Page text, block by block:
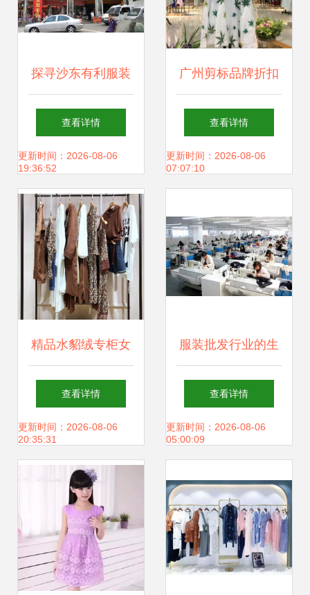
做厂家–供应宠物
用品批发代理厂家
直销可来样订做供
应商
探寻沙东有利服装
批发城 广州服装批
发的价格洼地与时
尚先锋
查看详情
更新时间：2026-08-06
19:36:52
广州剪标品牌折扣
女装批发 走份模式
的优选之道
查看详情
更新时间：2026-08-06
07:07:10
精品水貂绒专柜女
装19夏款 高贵典雅
与折扣的完美邂逅
查看详情
更新时间：2026-08-06
20:35:31
服装批发行业的生
产加工关键要点
——以2017年12月
查看详情
更新时间：2026-08-06
05:00:09